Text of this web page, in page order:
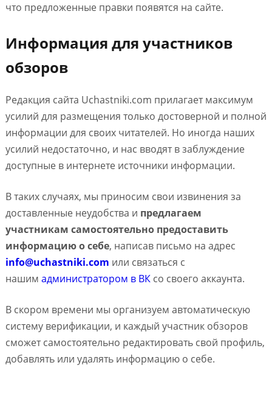
что предложенные правки появятся на сайте.
Информация для участников
обзоров
Редакция сайта Uchastniki.com прилагает максимум
усилий для размещения только достоверной и полной
информации для своих читателей. Но иногда наших
усилий недостаточно, и нас вводят в заблуждение
доступные в интернете источники информации.
В таких случаях, мы приносим свои извинения за
доставленные неудобства и предлагаем
участникам самостоятельно предоставить
информацию о себе, написав письмо на адрес
info@uchastniki.com или связаться с
нашим администратором в ВКсо своего аккаунта.
В скором времени мы организуем автоматическую
систему верификации, и каждый участник обзоров
сможет самостоятельно редактировать свой профиль,
добавлять или удалять информацию о себе.